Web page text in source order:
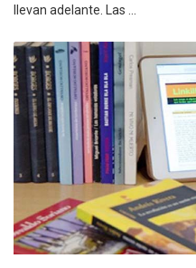
llevan adelante. Las ...